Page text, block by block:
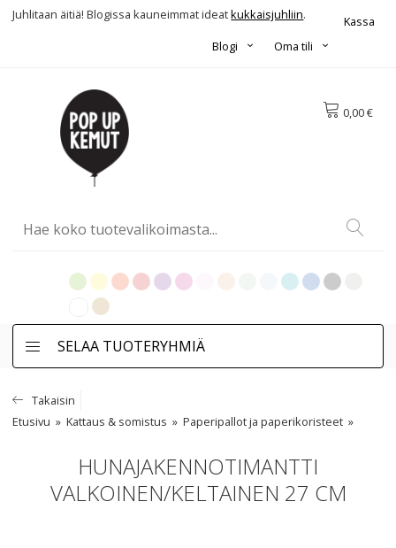
Juhlitaan äitiä! Blogissa kauneimmat ideatkukkaisjuhliin.
Kassa
Oma tili
Blogi
0,00 €
SELAA TUOTERYHMIÄ
Takaisin
Etusivu
Kattaus & somistus Paperipallot ja paperikoristeet
HUNAJAKENNOTIMANTTI
VALKOINEN/KELTAINEN 27 CM